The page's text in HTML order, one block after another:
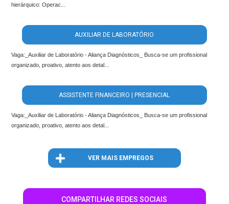
hierárquico: Operac...
AUXILIAR DE LABORATÓRIO
Vaga:_Auxiliar de Laboratório - Aliança Diagnósticos_ Busca-se um profissional
organizado, proativo, atento aos detal...
ASSISTENTE FINANCEIRO | PRESENCIAL
Vaga:_Auxiliar de Laboratório - Aliança Diagnósticos_ Busca-se um profissional
organizado, proativo, atento aos detal...
VER MAIS EMPREGOS
COMPARTILHAR REDES SOCIAIS